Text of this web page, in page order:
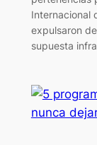
Internacional
expulsaron
supuesta